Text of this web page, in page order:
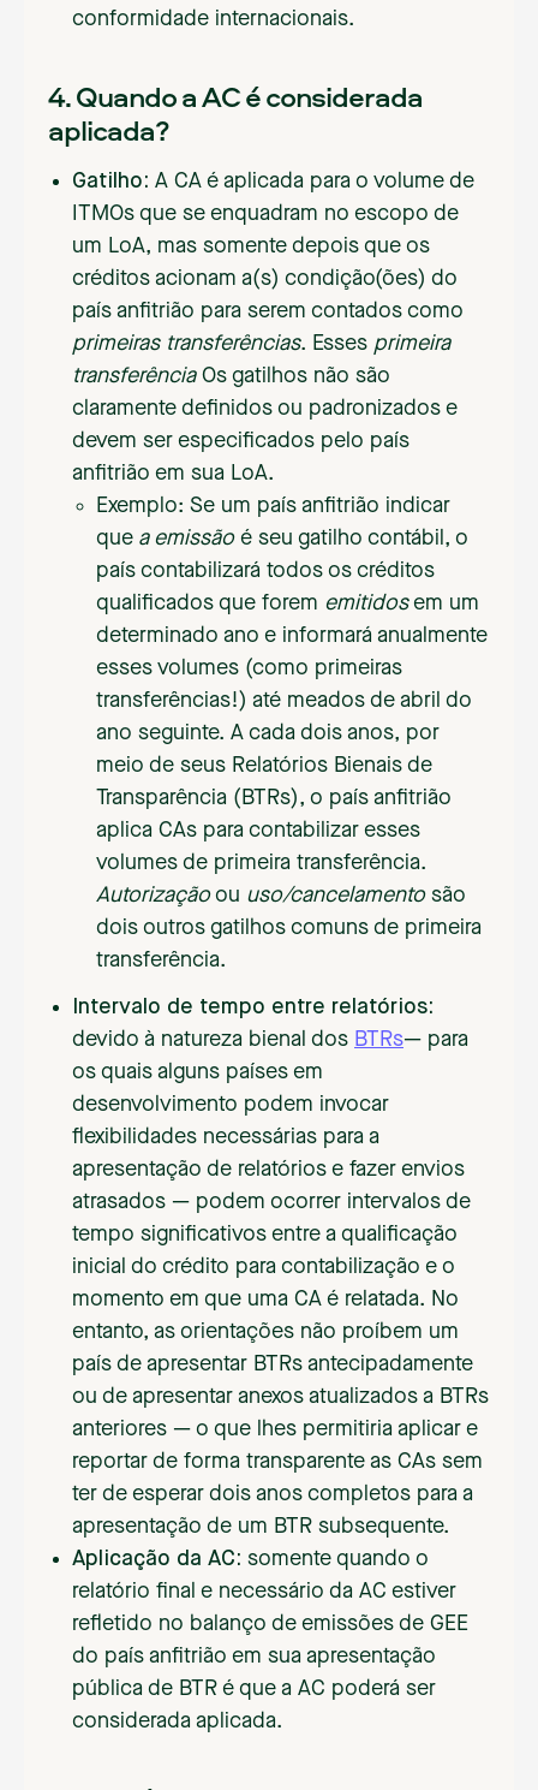
conformidade internacionais.
4. Quando a AC é considerada
aplicada?
Gatilho: A CA é aplicada para o volume de
ITMOs que se enquadram no escopo de
um LoA, mas somente depois que os
créditos acionam a(s) condição(ões) do
país anfitrião para serem contados como
primeiras transferências. Esses primeira
transferênciaOs gatilhos não são
claramente definidos ou padronizados e
devem ser especificados pelo país
anfitrião em sua LoA.
Exemplo: Se um país anfitrião indicar
que a emissão é seu gatilho contábil, o
país contabilizará todos os créditos
qualificados que forem emitidosem um
determinado ano e informará anualmente
esses volumes (como primeiras
transferências!) até meados de abril do
ano seguinte. A cada dois anos, por
meio de seus Relatórios Bienais de
Transparência (BTRs), o país anfitrião
aplica CAs para contabilizar esses
volumes de primeira transferência.
Autorizaçãoou uso/cancelamentosão
dois outros gatilhos comuns de primeira
transferência.
Intervalo de tempo entre relatórios:
devido à natureza bienal dos BTRs— para
os quais alguns países em
desenvolvimento podem invocar
flexibilidades necessárias para a
apresentação de relatórios e fazer envios
atrasados — podem ocorrer intervalos de
tempo significativos entre a qualificação
inicial do crédito para contabilização e o
momento em que uma CA é relatada. No
entanto, as orientações não proíbem um
país de apresentar BTRs antecipadamente
ou de apresentar anexos atualizados a BTRs
anteriores — o que lhes permitiria aplicar e
reportar de forma transparente as CAs sem
ter de esperar dois anos completos para a
apresentação de um BTR subsequente.
Aplicação da AC: somente quando o
relatório final e necessário da AC estiver
refletido no balanço de emissões de GEE
do país anfitrião em sua apresentação
pública de BTR é que a AC poderá ser
considerada aplicada.